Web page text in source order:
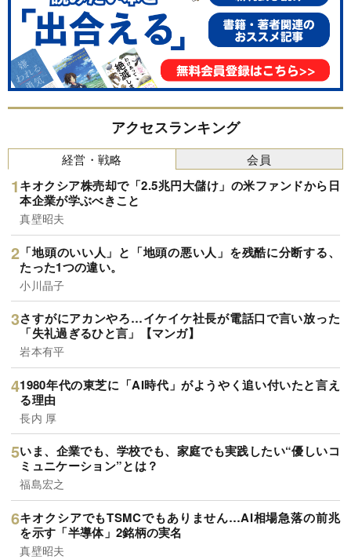
アクセスランキング
経営・戦略
キオクシア株売却で「2.5兆円大儲け」の米ファンドから日
本企業が学ぶべきこと
真壁昭夫
「地頭のいい人」と「地頭の悪い人」を残酷に分断する、
たった1つの違い。
小川晶子
さすがにアカンやろ…イケイケ社長が電話口で言い放った
「失礼過ぎるひと言」【マンガ】
岩本有平
1980年代の東芝に「AI時代」がようやく追い付いたと言え
る理由
長内 厚
いま、企業でも、学校でも、家庭でも実践したい“優しいコ
ミュニケーション”とは？
福島宏之
キオクシアでもTSMCでもありません…AI相場急落の前兆
を示す「半導体」2銘柄の実名
真壁昭夫
会員